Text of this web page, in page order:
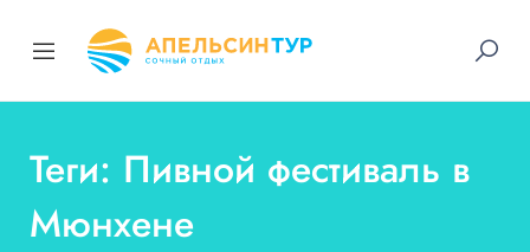
Теги: Пивной фестиваль в
Мюнхене